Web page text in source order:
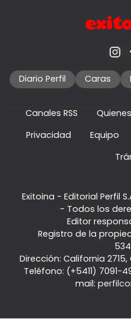
Diario Perfil Caras
Canales RSS
Privacidad
Equipo
Exitoina - Editorial Perfil
- Todos los
Editor
Registro de la
Dirección: California 2715,
Teléfono: (+5411) 7091-
mail: